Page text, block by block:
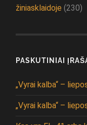
žiniasklaidoje (230)
PASKUTINIAI
„Vyrai kalba“ –
„Vyrai kalba“ –